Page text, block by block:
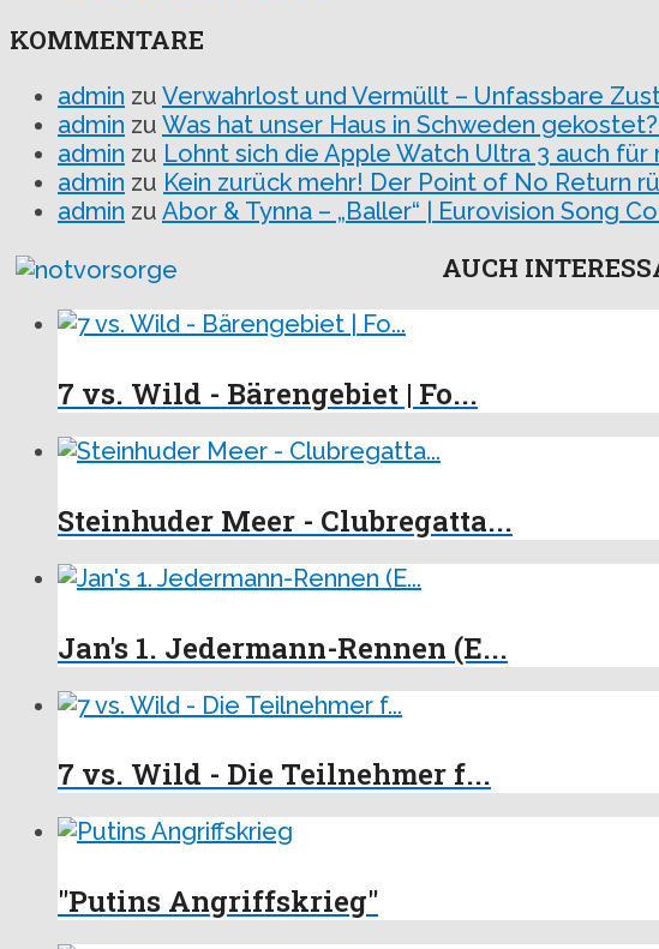
KOMMENTARE
admin zu Verwahrlost und Vermüllt – Unfassbare
admin zu Was hat unser Haus in Schweden
admin zu Lohnt sich die Apple Watch Ultra 3 auch
admin zu Kein zurück mehr! Der Point of No Return
admin zu Abor & Tynna – „Baller“ | Eurovision Song
AUCH
7 vs. Wild - Bärengebiet | Fo...
Steinhuder Meer - Clubregatta...
Jan's 1. Jedermann-Rennen (E...
7 vs. Wild - Die Teilnehmer f...
"Putins Angriffskrieg"